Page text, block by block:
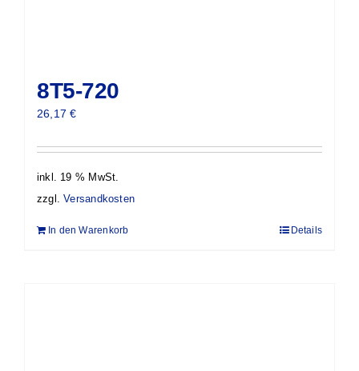
8T5-720
26,17€
inkl. 19 % MwSt.
zzgl.Versandkosten
In den Warenkorb Details